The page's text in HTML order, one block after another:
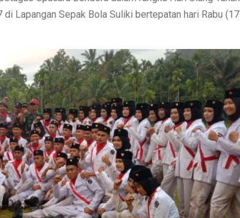
Lapangan Sepak Bola Suliki bertepatan hari Rabu (17